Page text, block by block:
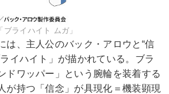
「ブライハイト ムガ」
は、主人公のバック・アロウと“信
イハイト」が描かれている。ブラ
ドワッパー」という腕輪を装着する
が持つ「信念」が具現化＝機装顕現